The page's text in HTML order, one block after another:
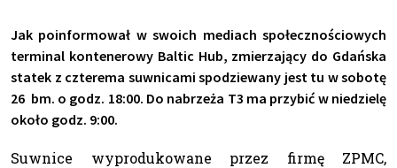
Jak poinformował w swoich mediach społecznościowych
terminal kontenerowy Baltic Hub, zmierzający do Gdańska
statek z czterema suwnicami spodziewany jest tu w sobotę
26 bm. o godz. 18:00. Do nabrzeża T3 ma przybić w niedzielę
około godz. 9:00.
Suwnice wyprodukowane przez firmę ZPMC,